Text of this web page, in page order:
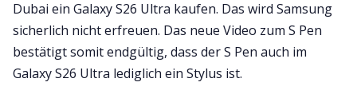
Dubai ein Galaxy S26 Ultra kaufen. Das wird Samsung
sicherlich nicht erfreuen. Das neue Video zum S Pen
bestätigt somit endgültig, dass der S Pen auch im
Galaxy S26 Ultra lediglich ein Stylus ist.